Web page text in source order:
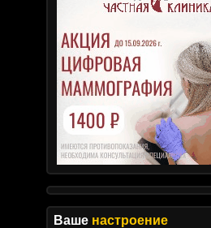
Ваше настроение